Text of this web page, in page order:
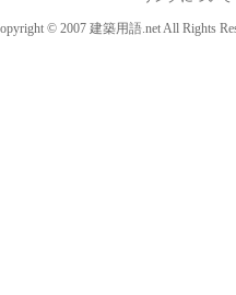
© 2007 建築用語.net All Rights